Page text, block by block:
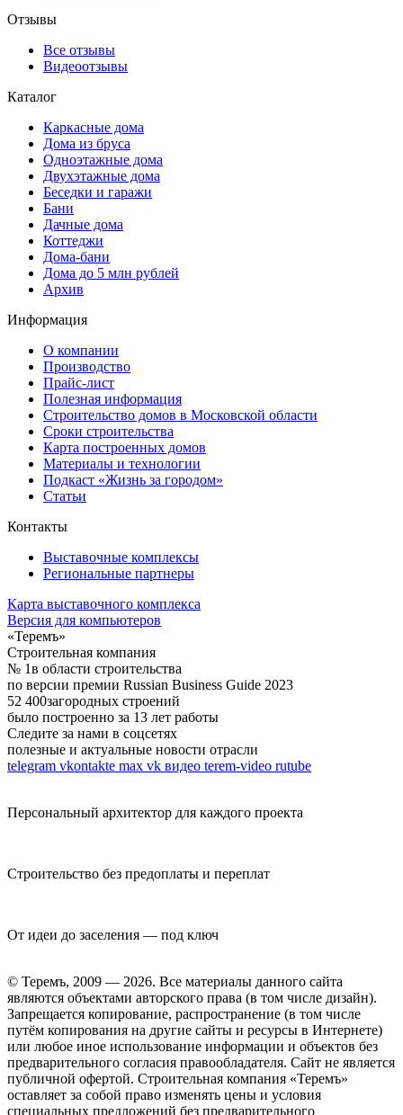
Отзывы
Все отзывы
Видеоотзывы
Каталог
Каркасные дома
Дома из бруса
Одноэтажные дома
Двухэтажные дома
Беседки и гаражи
Бани
Дачные дома
Коттеджи
Дома-бани
Дома до 5 млн рублей
Архив
Информация
О компании
Производство
Прайс-лист
Полезная информация
Строительство домов в Московской области
Сроки строительства
Карта построенных домов
Материалы и технологии
Подкаст «Жизнь за городом»
Статьи
Контакты
Выставочные комплексы
Региональные партнеры
Карта выставочного комплекса
Версия для компьютеров
«Теремъ»
Строительная компания
№ 1в области строительства
по версии премии Russian Business Guide 2023
52 400загородных строений
было построенно за 13 лет работы
Следите за нами в соцсетях
полезные и актуальные новости отрасли
telegram vkontakte max vk видео terem-video rutube
Персональный архитектор для каждого проекта
Строительство без предоплаты и переплат
От идеи до заселения — под ключ
© Теремъ, 2009 — 2026. Все материалы данного сайта
являются объектами авторского права (в том числе дизайн).
Запрещается копирование, распространение (в том числе
путём копирования на другие сайты и ресурсы в Интернете)
или любое иное использование информации и объектов без
предварительного согласия правообладателя. Cайт не является
публичной офертой. Строительная компания «Теремъ»
оставляет за собой право изменять цены и условия
специальных предложений без предварительного